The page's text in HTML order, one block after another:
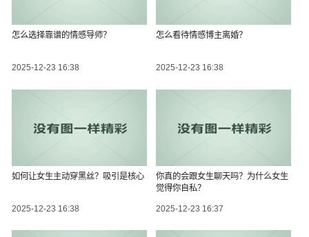
怎么选择靠谱的情感导师？
2025-12-23 16:38
怎么看待情感博主离婚？
2025-12-23 16:38
如何让女生主动穿黑丝？吸引是核心
2025-12-23 16:38
你真的会跟女生聊天吗？为什么女生
觉得你自私？
2025-12-23 16:37